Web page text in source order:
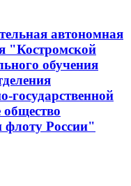
автономная
"Костромской
обучения
государственной
флоту России"